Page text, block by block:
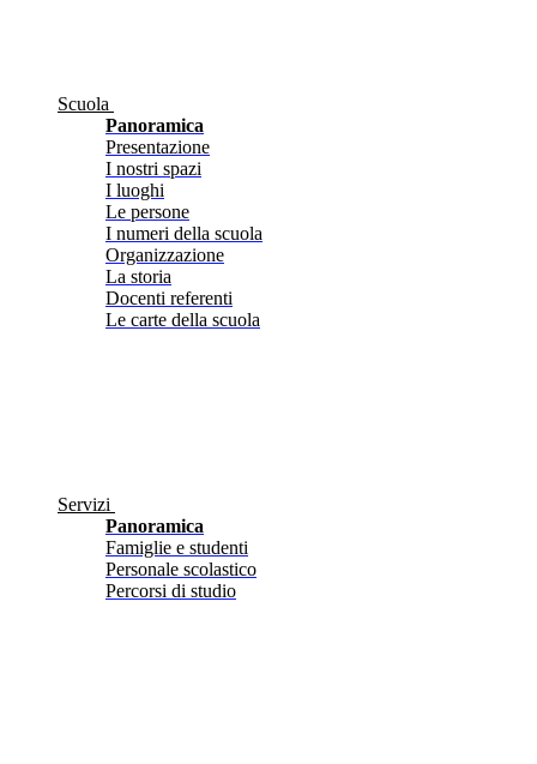
Scuola
Panoramica
Presentazione
I nostri spazi
I luoghi
Le persone
I numeri della scuola
Organizzazione
La storia
Docenti referenti
Le carte della scuola
Servizi
Panoramica
Famiglie e studenti
Personale scolastico
Percorsi di studio